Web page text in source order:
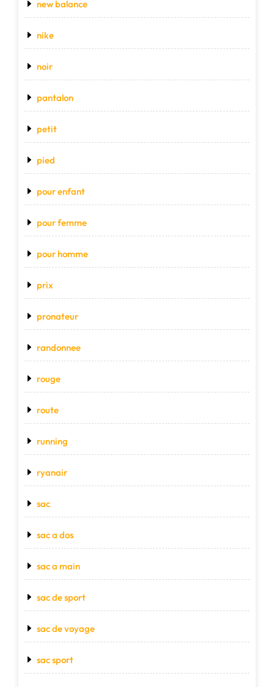
new balance
nike
noir
pantalon
petit
pied
pour enfant
pour femme
pour homme
prix
pronateur
randonnee
rouge
route
running
ryanair
sac
sac a dos
sac a main
sac de sport
sac de voyage
sac sport